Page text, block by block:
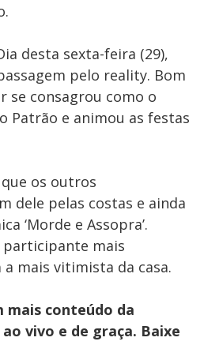
desta sexta-feira (29),
pelo reality. Bom
se consagrou como o
Patrão e animou as festas
os outros
dele pelas costas e ainda
‘Morde e Assopra’.
mais
a mais vitimista da casa.
mais conteúdo da
ao vivo e de graça. Baixe